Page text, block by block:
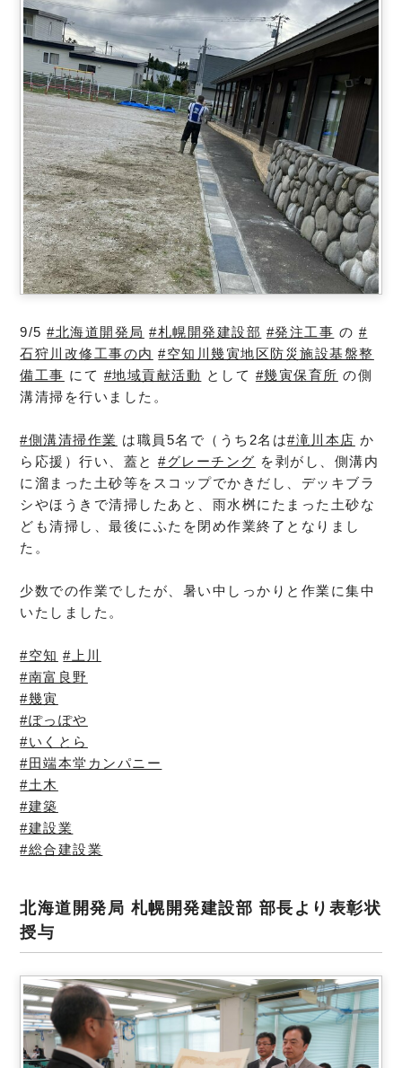
9/5#北海道開発局 #札幌開発建設部 #発注工事 の #
石狩川改修工事の内 #空知川幾寅地区防災施設基盤整
備工事 にて #地域貢献活動 として #幾寅保育所 の側
溝清掃を行いました。
#側溝清掃作業 は職員5名で（うち2名は#滝川本店 か
ら応援）行い、蓋と#グレーチング を剥がし、側溝内
に溜まった土砂等をスコップでかきだし、デッキブラ
シやほうきで清掃したあと、雨水桝にたまった土砂な
ども清掃し、最後にふたを閉め作業終了となりまし
た。
少数での作業でしたが、暑い中しっかりと作業に集中
いたしました。
#空知 #上川
#南富良野
#幾寅
#ぽっぽや
#いくとら
#田端本堂カンパニー
#土木
#建築
#建設業
#総合建設業
北海道開発局 札幌開発建設部 部長より表彰状
授与